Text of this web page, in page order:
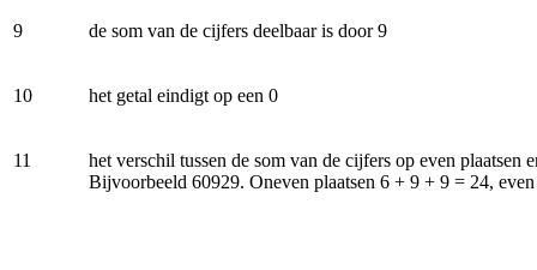
9 de som van de cijfers deelbaar is door 9
10 het getal eindigt op een 0
11
het verschil tussen de som van de cijfers op even plaatsen
Bijvoorbeeld 60929. Oneven plaatsen 6 + 9 + 9 = 24,